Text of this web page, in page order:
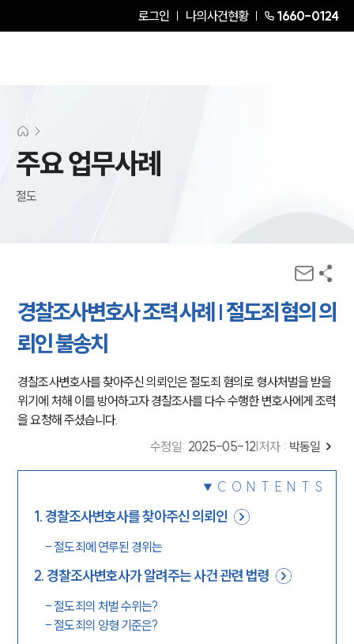
로그인 나의사건현황 1660-0124
주요 업무사례
절도
경찰조사변호사 조력 사례 | 절도죄 혐의 의
뢰인 불송치
경찰조사변호사를 찾아주신 의뢰인은 절도죄 혐의로 형사처벌을 받을
위기에 처해 이를 방어하고자 경찰조사를 다수 수행한 변호사에게 조력
을 요청해 주셨습니다.
수정일: 2025-05-12 저자 : 박동일
CONTENTS
1. 경찰조사변호사를 찾아주신 의뢰인
- 절도죄에 연루된 경위는
2. 경찰조사변호사가 알려주는 사건 관련 법령
- 절도죄의 처벌 수위는?
- 절도죄의 양형 기준은?